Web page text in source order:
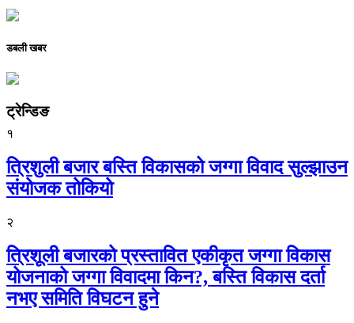
डबली खबर
ट्रेन्डिङ
१
त्रिशुली बजार बस्ति विकासको जग्गा विवाद सुल्झाउन
संयोजक तोकियो
२
त्रिशूली बजारको प्रस्तावित एकीकृत जग्गा विकास
योजनाको जग्गा विवादमा किन?, बस्ति विकास दर्ता
नभए समिति विघटन हुने